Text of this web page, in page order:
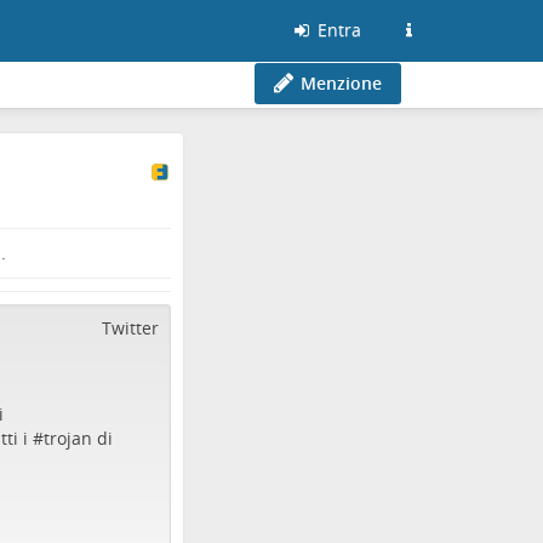
Entra
Menzione
Twitter
i #trojan di